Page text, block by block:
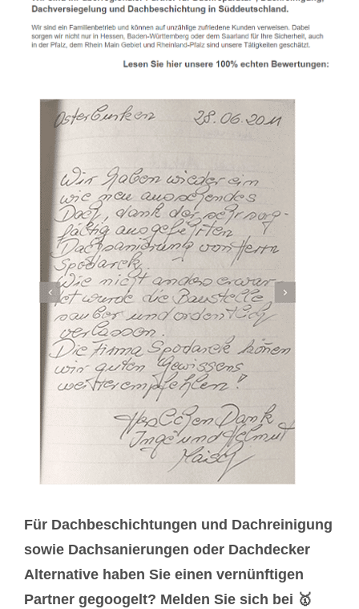
Für Dachbeschichtungen und Dachreinigung
sowie Dachsanierungen oder Dachdecker
Alternative haben Sie einen vernünftigen
Partner gegoogelt? Melden Sie sich bei 🥇